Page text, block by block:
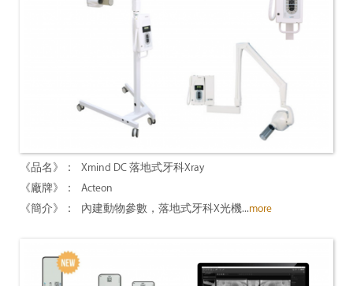
Xmind DC 落地式牙科Xray
Acteon
內建動物參數，落地式牙科X光機...more